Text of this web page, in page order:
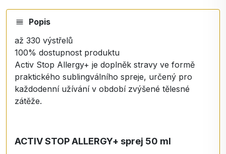
Popis
až 330 výstřelů
100% dostupnost produktu
Activ Stop Allergy+ je doplněk stravy ve formě
praktického sublingválního spreje, určený pro
každodenní užívání v období zvýšené tělesné
zátěže.
ACTIV STOP ALLERGY+ sprej 50 ml